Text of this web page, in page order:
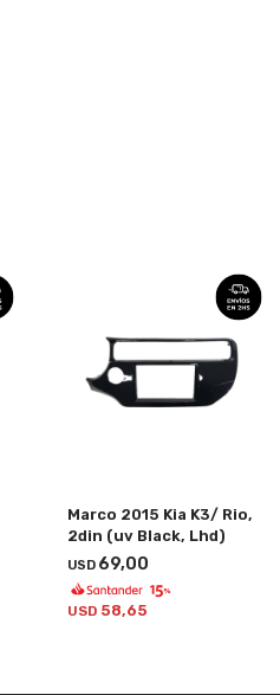
Marco 2015 Kia K3/ Rio,
2din (uv Black, Lhd)
USD 69,00
USD 58,65